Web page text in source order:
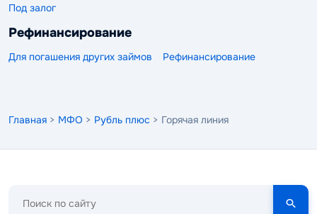
Под залог
Рефинансирование
Для погашения других займов Рефинансирование
Главная > МФО > Рубль плюс > Горячая линия